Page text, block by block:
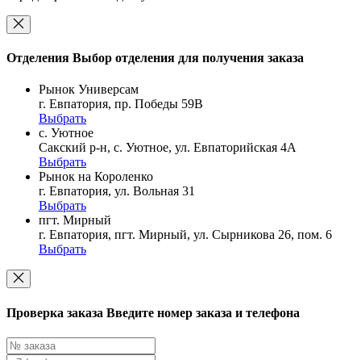
Отделения Выбор отделения для получения заказа
Рынок Универсам
г. Евпатория, пр. Победы 59В
Выбрать
с. Уютное
Сакский р-н, с. Уютное, ул. Евпаторийская 4А
Выбрать
Рынок на Короленко
г. Евпатория, ул. Вольная 31
Выбрать
пгт. Мирный
г. Евпатория, пгт. Мирный, ул. Сырникова 26, пом. 6
Выбрать
Проверка заказа Введите номер заказа и телефона